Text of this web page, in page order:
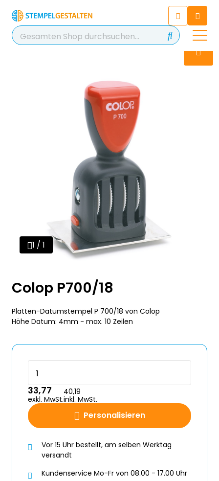
Chatten Sie 24/7 mit unserem
hilfreichen Chatbot
Kontakt
+49 2038 0480 403
1 / 1
Colop P700/18
Platten-Datumstempel P 700/18 von Colop
Höhe Datum: 4mm - max. 10 Zeilen
Personalisieren
33,77
exkl. MwSt.
40,19
inkl. MwSt.
Vor 15 Uhr bestellt, am selben Werktag
versandt
Kundenservice Mo-Fr von 08.00 - 17.00 Uhr